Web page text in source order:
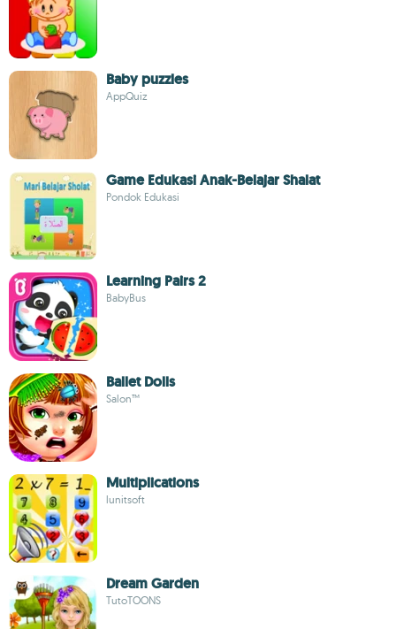
Baby puzzles
AppQuiz
Game Edukasi Anak-Belajar Shalat
Pondok Edukasi
Learning Pairs 2
BabyBus
Ballet Dolls
Salon™
Multiplications
lunitsoft
Dream Garden
TutoTOONS